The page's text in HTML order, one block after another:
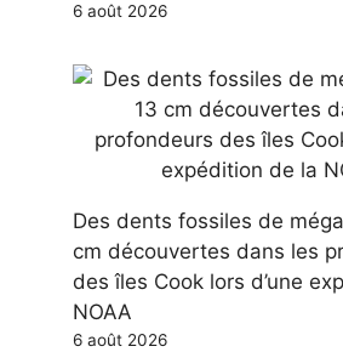
6 août 2026
Des dents fossiles de
cm découvertes dans les
des îles Cook lors d’une
NOAA
6 août 2026